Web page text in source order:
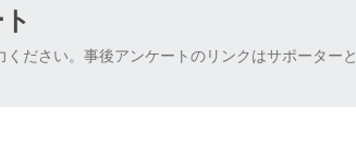
ださい。事後アンケートのリンクはサポーターと